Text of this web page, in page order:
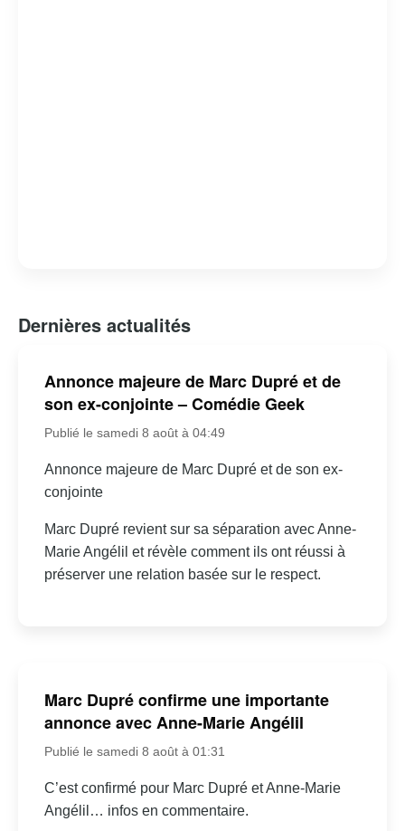
Dernières actualités
Annonce majeure de Marc Dupré et de
son ex-conjointe – Comédie Geek
Publié le samedi 8 août à 04:49
Annonce majeure de Marc Dupré et de son ex-
conjointe
Marc Dupré revient sur sa séparation avec Anne-
Marie Angélil et révèle comment ils ont réussi à
préserver une relation basée sur le respect.
Marc Dupré confirme une importante
annonce avec Anne-Marie Angélil
Publié le samedi 8 août à 01:31
C’est confirmé pour Marc Dupré et Anne-Marie
Angélil… infos en commentaire.